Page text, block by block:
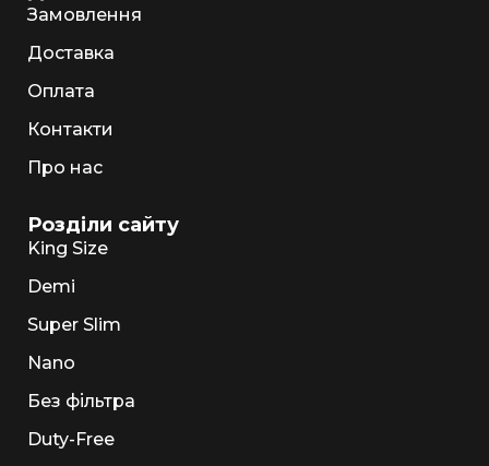
Замовлення
Доставка
Оплата
Контакти
Про нас
Розділи сайту
King Size
Demi
Super Slim
Nano
Без фільтра
Duty-Free